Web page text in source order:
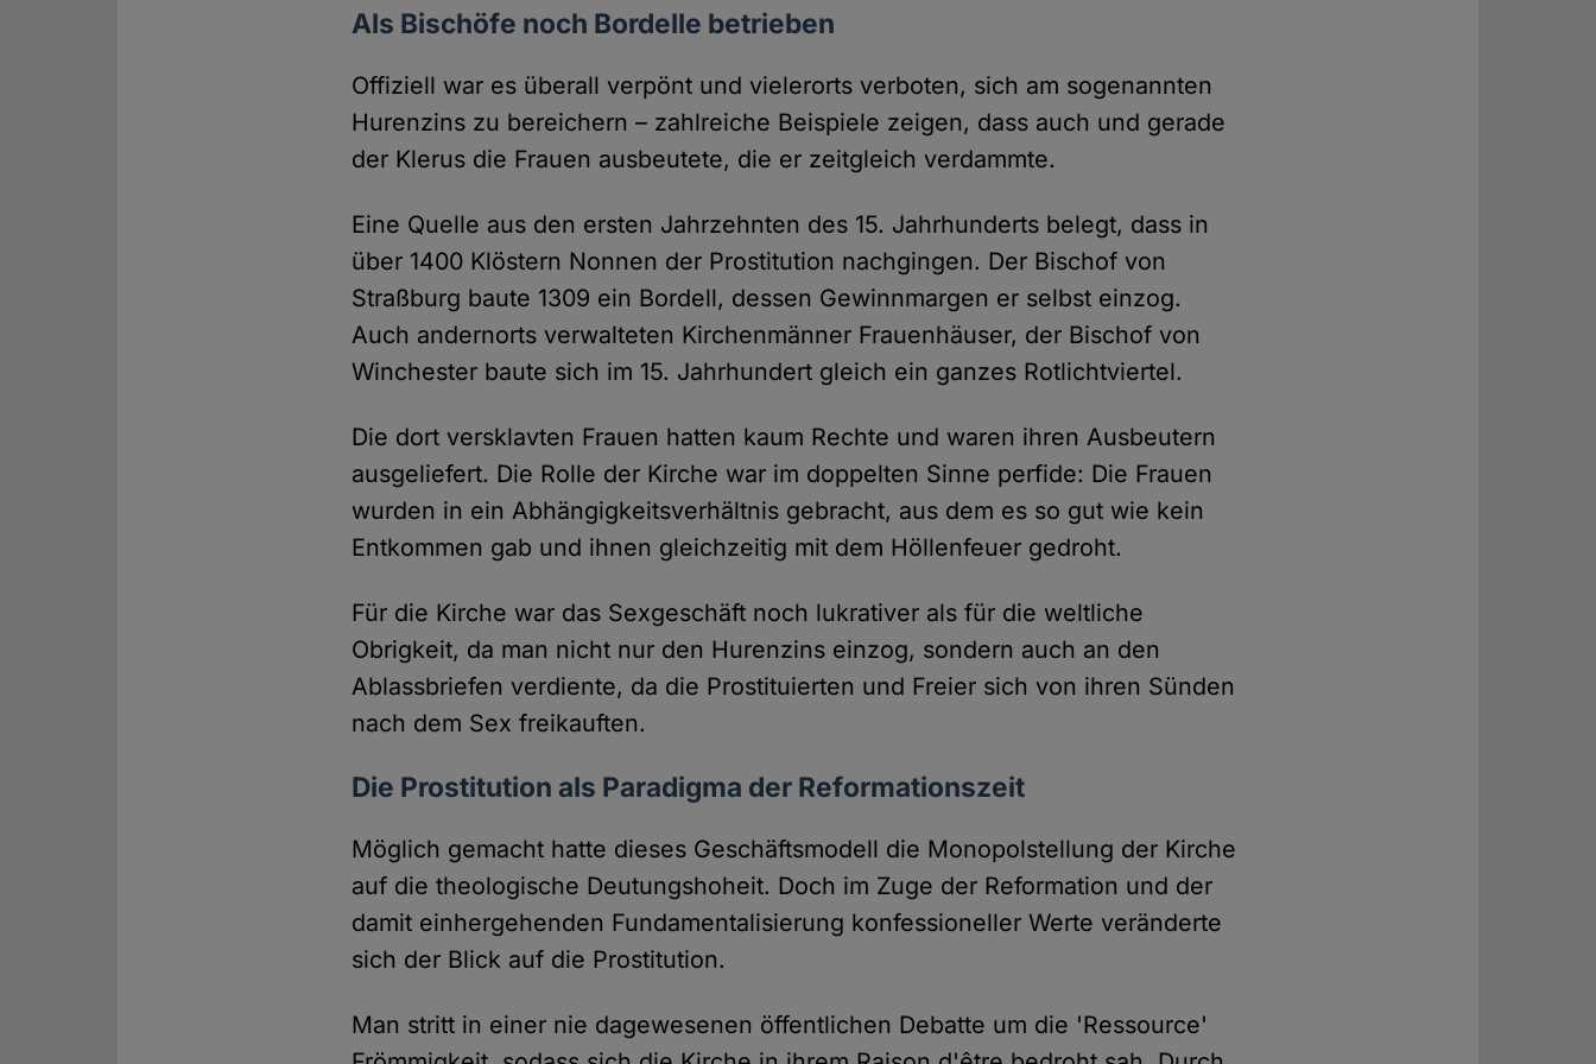
Als Bischöfe noch Bordelle betrieben
Offiziell war es überall verpönt und vielerorts verboten, sich am sogenannten
Hurenzins zu bereichern – zahlreiche Beispiele zeigen, dass auch und gerade
der Klerus die Frauen ausbeutete, die er zeitgleich verdammte.
Eine Quelle aus den ersten Jahrzehnten des 15. Jahrhunderts belegt, dass in
über 1400 Klöstern Nonnen der Prostitution nachgingen. Der Bischof von
Straßburg baute 1309 ein Bordell, dessen Gewinnmargen er selbst einzog.
Auch andernorts verwalteten Kirchenmänner Frauenhäuser, der Bischof von
Winchester baute sich im 15. Jahrhundert gleich ein ganzes Rotlichtviertel.
Die dort versklavten Frauen hatten kaum Rechte und waren ihren Ausbeutern
ausgeliefert. Die Rolle der Kirche war im doppelten Sinne perfide: Die Frauen
wurden in ein Abhängigkeitsverhältnis gebracht, aus dem es so gut wie kein
Entkommen gab und ihnen gleichzeitig mit dem Höllenfeuer gedroht.
Für die Kirche war das Sexgeschäft noch lukrativer als für die weltliche
Obrigkeit, da man nicht nur den Hurenzins einzog, sondern auch an den
Ablassbriefen verdiente, da die Prostituierten und Freier sich von ihren Sünden
nach dem Sex freikauften.
Die Prostitution als Paradigma der Reformationszeit
Möglich gemacht hatte dieses Geschäftsmodell die Monopolstellung der Kirche
auf die theologische Deutungshoheit. Doch im Zuge der Reformation und der
damit einhergehenden Fundamentalisierung konfessioneller Werte veränderte
sich der Blick auf die Prostitution.
Man stritt in einer nie dagewesenen öffentlichen Debatte um die 'Ressource'